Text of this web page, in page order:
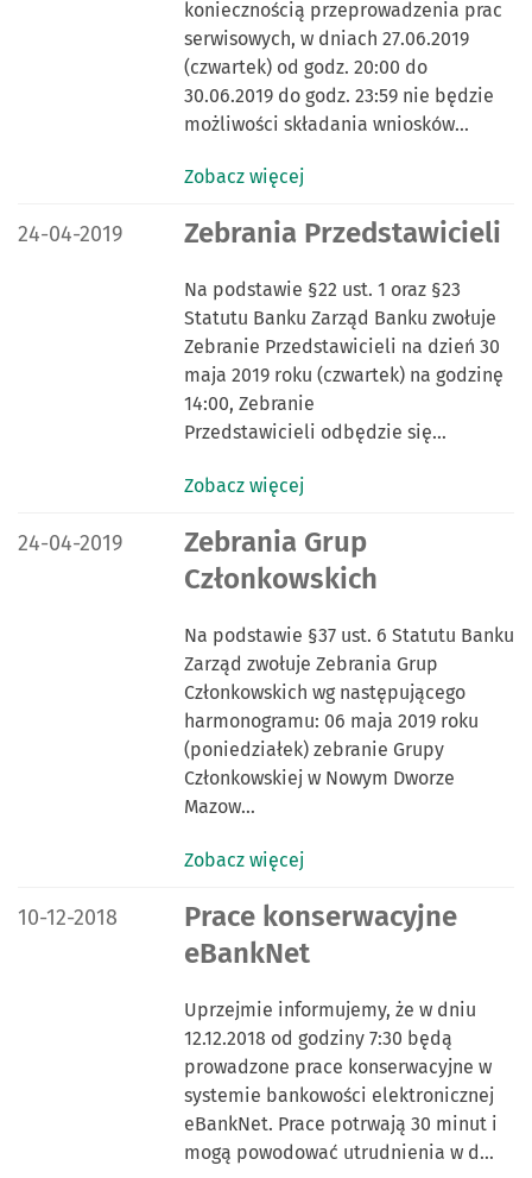
koniecznością przeprowadzenia prac
serwisowych, w dniach 27.06.2019
(czwartek) od godz. 20:00 do
30.06.2019 do godz. 23:59 nie będzie
możliwości składania wniosków…
Zobacz więcej
DATA PUBLIKACJI:
24-04-2019 Zebrania Przedstawicieli
Na podstawie §22 ust. 1 oraz §23
Statutu Banku Zarząd Banku zwołuje
Zebranie Przedstawicieli na dzień 30
maja 2019 roku (czwartek) na godzinę
14:00, Zebranie
Przedstawicieli odbędzie się…
Zobacz więcej
DATA PUBLIKACJI:
24-04-2019
Zebrania Grup
Członkowskich
Na podstawie §37 ust. 6 Statutu Banku
Zarząd zwołuje Zebrania Grup
Członkowskich wg następującego
harmonogramu: 06 maja 2019 roku
(poniedziałek) zebranie Grupy
Członkowskiej w Nowym Dworze
Mazow…
Zobacz więcej
DATA PUBLIKACJI:
10-12-2018
Prace konserwacyjne
eBankNet
Uprzejmie informujemy, że w dniu
12.12.2018 od godziny 7:30 będą
prowadzone prace konserwacyjne w
systemie bankowości elektronicznej
eBankNet. Prace potrwają 30 minut i
mogą powodować utrudnienia w d…